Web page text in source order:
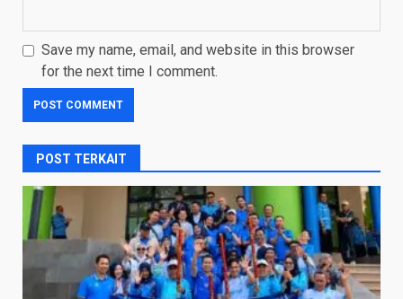
Save my name, email, and website in this browser
for the next time I comment.
POST TERKAIT